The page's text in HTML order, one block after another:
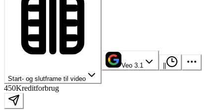
Start- og slutframe til video
Veo 3.1
450Kreditforbrug